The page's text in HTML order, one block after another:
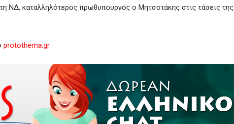
ΝΔ, καταλληλότερος πρωθυπουργός ο Μητσοτάκης στις τάσεις της
protothema.gr